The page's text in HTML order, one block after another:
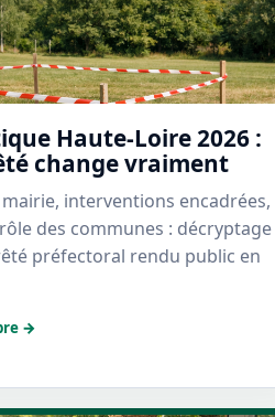
Haute-Loire 2026 :
change vraiment
interventions encadrées,
des communes : décryptage
préfectoral rendu public en
→